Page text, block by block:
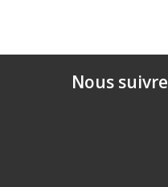
Nous suivre